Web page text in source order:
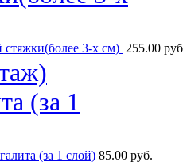
3-х см) 255.00
(за 1 слой) 85.00 руб.